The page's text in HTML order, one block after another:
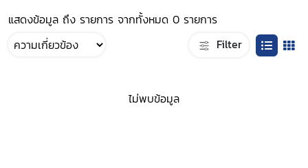
แสดงข้อมูล ถึง รายการ จากทั้งหมด 0 รายการ
Filter
ไม่พบข้อมูล